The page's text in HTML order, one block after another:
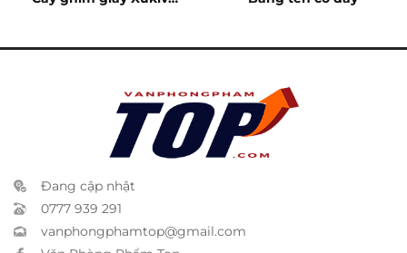
Đang cập nhật
0777 939 291
vanphongphamtop@gmail.com